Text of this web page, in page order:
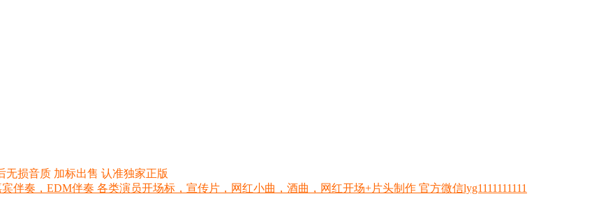
损音质 加标出售 认准独家正版
伴奏，EDM伴奏 各类演员开场标，宣传片，网红小曲，酒曲，网红开场+片头制作 官方微信lyg1111111111